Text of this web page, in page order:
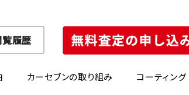
カーセブンの取り組み コーティング
覧履歴